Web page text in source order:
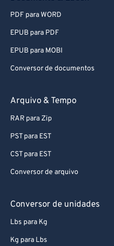
PDF para WORD
EPUB para PDF
EPUB para MOBI
Conversor de documentos
Arquivo & Tempo
RAR para Zip
PST para EST
CST para EST
Conversor de arquivo
Conversor de unidades
Lbs para Kg
Kg para Lbs